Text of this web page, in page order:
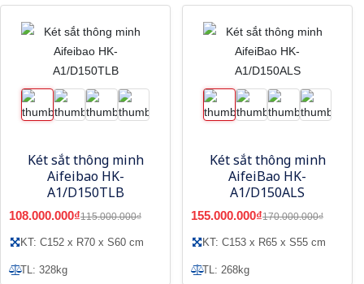
Két sắt thông minh
Aifeibao HK-
A1/D150TLB
108.000.000₫115.000.000₫
KT: C152 x R70 x S60 cm
TL: 328kg
Két sắt thông minh
AifeiBao HK-
A1/D150ALS
155.000.000₫170.000.000₫
KT: C153 x R65 x S55 cm
TL: 268kg